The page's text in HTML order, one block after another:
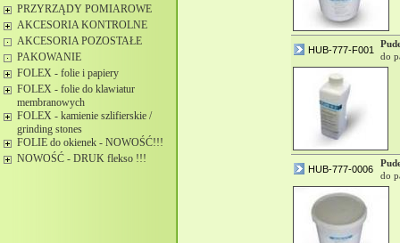
PRZYRZĄDY POMIAROWE
AKCESORIA KONTROLNE
AKCESORIA POZOSTAŁE
PAKOWANIE
FOLEX - folie i papiery
FOLEX - folie do klawiatur
membranowych
FOLEX - kamienie szlifierskie /
grinding stones
FOLIE do okienek - NOWOŚĆ!!!
NOWOŚĆ - DRUK flekso !!!
HUB-777-F001
do
HUB-777-0006
do